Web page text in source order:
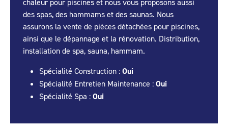
chaleur pour piscines et nous vous proposons aussi
des spas, des hammams et des saunas. Nous
assurons la vente de pièces détachées pour piscines,
ainsi que le dépannage et la rénovation. Distribution,
installation de spa, sauna, hammam.
Spécialité Construction : Oui
Spécialité Entretien Maintenance : Oui
Spécialité Spa : Oui